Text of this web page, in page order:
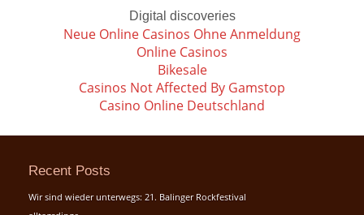
Digital discoveries
Neue Online Casinos Ohne Anmeldung
Online Casinos
Bikesale
Casinos Not Affected By Gamstop
Casino Online Deutschland
Recent Posts
Wir sind wieder unterwegs: 21. Balinger Rockfestival